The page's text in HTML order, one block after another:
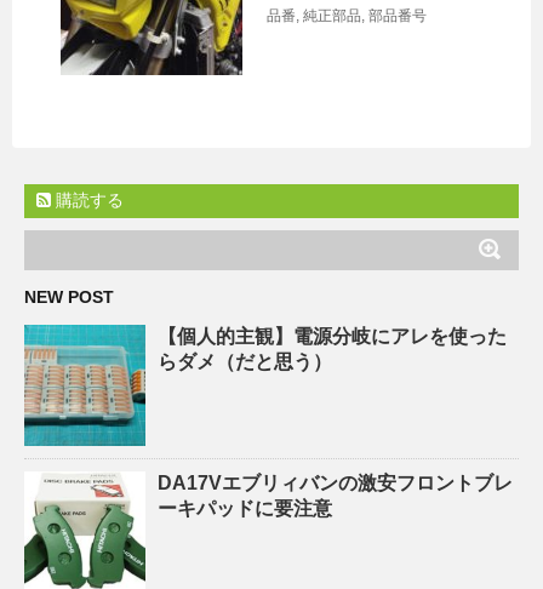
品番, 純正部品, 部品番号
購読する
NEW POST
【個人的主観】電源分岐にアレを使った
らダメ（だと思う）
DA17Vエブリィバンの激安フロントブレ
ーキパッドに要注意